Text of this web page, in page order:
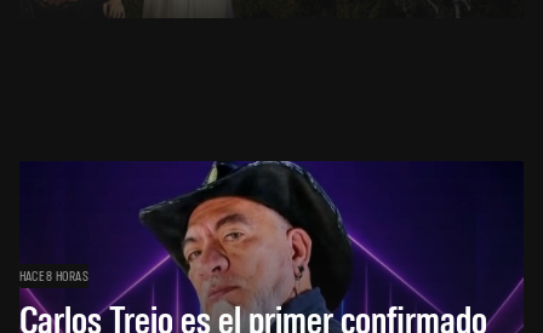
HACE 8 HORAS
Carlos Trejo es el primer confirmado